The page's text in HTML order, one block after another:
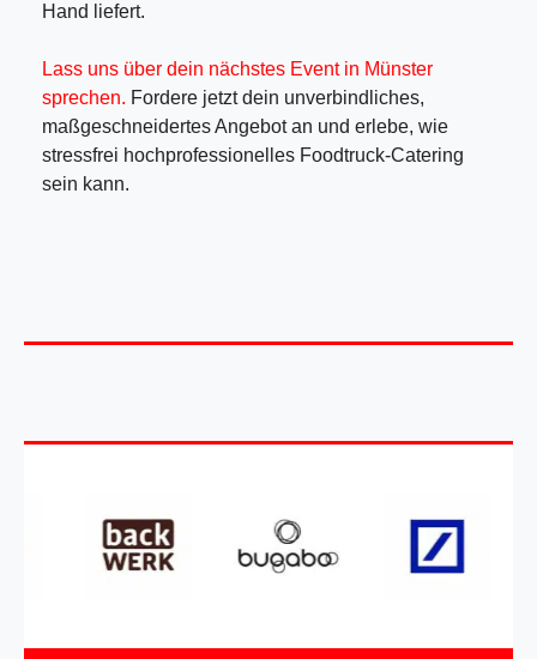
Hand liefert.
Lass uns über dein nächstes Event in Münster
sprechen. Fordere jetzt dein unverbindliches,
maßgeschneidertes Angebot an und erlebe, wie
stressfrei hochprofessionelles Foodtruck-Catering
sein kann.